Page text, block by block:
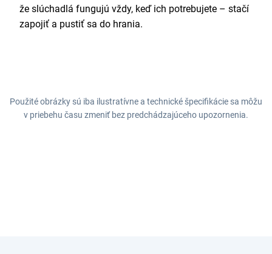
že slúchadlá fungujú vždy, keď ich potrebujete – stačí
zapojiť a pustiť sa do hrania.
Použité obrázky sú iba ilustratívne a technické špecifikácie sa môžu
v priebehu času zmeniť bez predchádzajúceho upozornenia.